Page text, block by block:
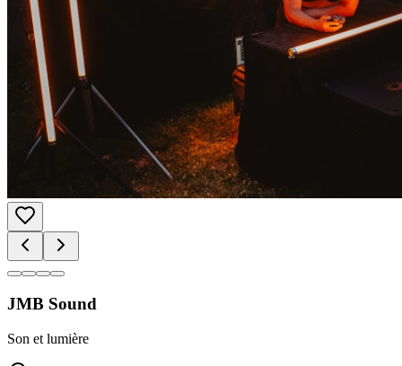
JMB Sound
Son et lumière